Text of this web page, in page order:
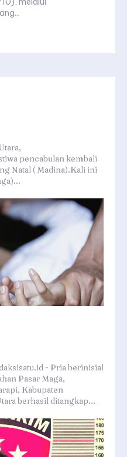
pencabulan kembali
Natal ( Madina).Kali ini
- Pria berinisial
Pasar Maga,
Kabupaten
berhasil ditangkap...